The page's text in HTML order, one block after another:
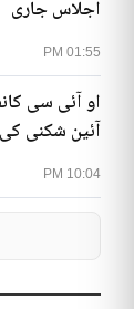
01:55 PM
اجلاس جاری
10:04 PM
او آئی سی
آئین شکنی